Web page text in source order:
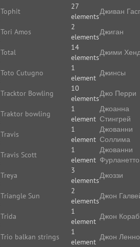
Tophit
27
elements
Tori Amos
2
elements
Total
14
elements
Toto Cutugno
1
element
Tracktor Bowling
10
elements
Traktor bowling
1
element
Travis
1
element
Travis Scott
1
element
Treya
3
elements
Triangle Sun
2
elements
Trida
1
element
Trio balkan strings
1
element
Дживан
Джиган
Джими
Джинсы
Джо Перри
Джоанна
Стингрей
Джованни
Соллима
Джованни
Фурланетто
Джоззи
Джон
Джон
Джон